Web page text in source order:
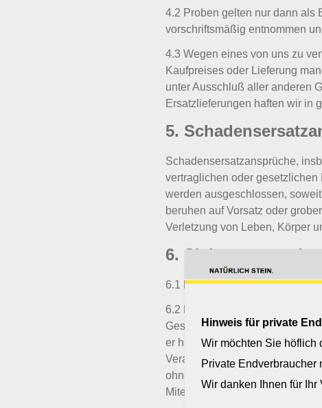
4.2 Proben gelten nur dann als
vorschriftsmäßig entnommen
4.3 Wegen eines von uns zu
Kaufpreises oder Lieferung
unter Ausschluß aller anderen
Ersatzlieferungen haften wir in
5.
Schadensersatzansprüche,
vertraglichen oder
werden ausgeschlossen,
beruhen auf Vorsatz oder
Verletzung von Leben, Körper
6. Sicherungsrechte
6.1 Die gelieferte Ware bleibt
6.2 Der Käufer darf unsere
Geschäftsverkehr
er hätte den Anspruch gegen
Verarbeitung unserer Ware
ohne daß uns daraus
Miteigentum im Verhältnis des
Hinweis für private
Wir möchten Sie höflich
Private Endverbraucher
Wir danken Ihnen für Ihr